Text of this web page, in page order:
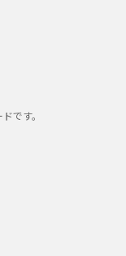
です。